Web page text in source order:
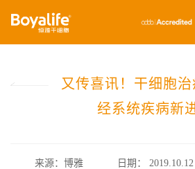
首页 什么是干细胞
前沿动态
又传喜讯！干细胞治疗儿童神经系统疾病新
又传喜讯！干细胞
经系统疾病新
来源：博雅 日期： 2019.10.12